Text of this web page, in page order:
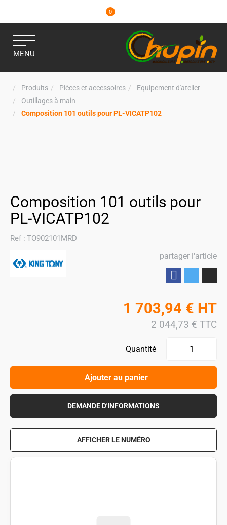
0
MENU
Produits Pièces et accessoires
Equipement d'atelier
Outillages à main
Composition 101 outils pour PL-VICATP102
Composition 101 outils pour
PL-VICATP102
Ref : TO902101MRD
partager l'article
1 703,94 € HT
2 044,73 € TTC
Quantité
Ajouter au panier
DEMANDE D'INFORMATIONS
AFFICHER LE NUMÉRO